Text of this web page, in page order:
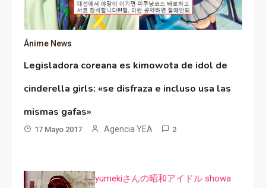
Ánime News
Legisladora coreana es kimowota de idol de
cinderella girls: «se disfraza e incluso usa las
mismas gafas»
17 Mayo 2017 Agencia YEA 2
yumekiさんの昭和アイドル showa